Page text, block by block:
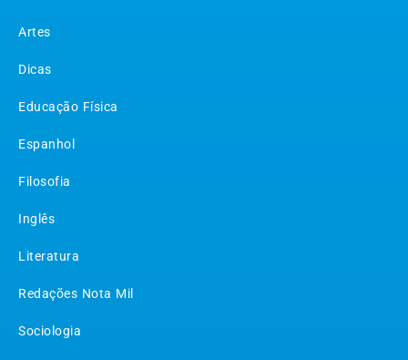
Artes
Dicas
Educação Física
Espanhol
Filosofia
Inglês
Literatura
Redações Nota Mil
Sociologia